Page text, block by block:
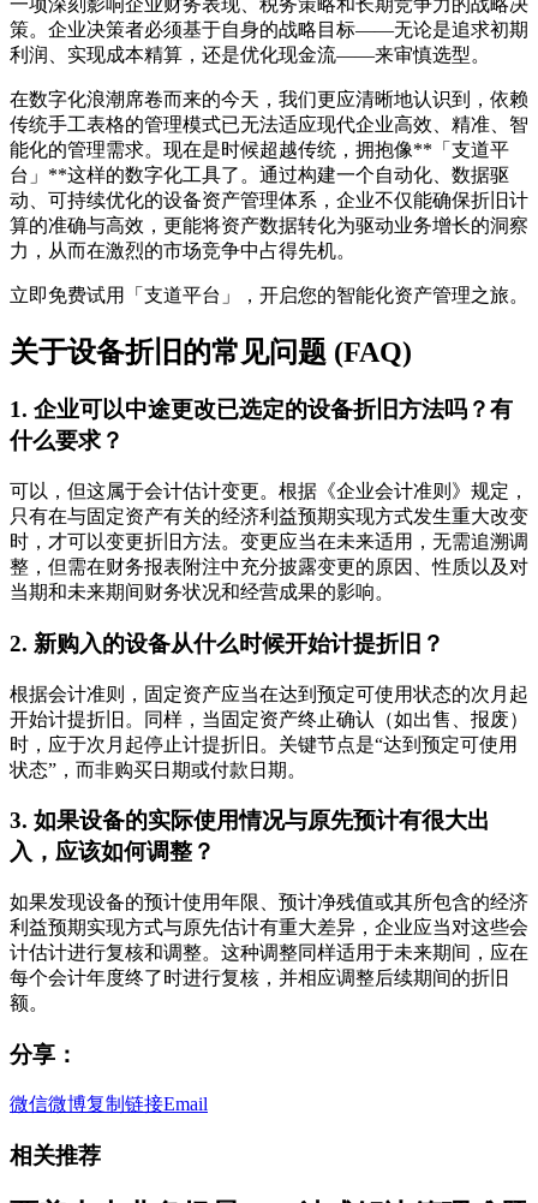
策。企业决策者必须基于自身的战略目标——无论是追求初期
利润、实现成本精算，还是优化现金流——来审慎选型。
在数字化浪潮席卷而来的今天，我们更应清晰地认识到，依赖
传统手工表格的管理模式已无法适应现代企业高效、精准、智
能化的管理需求。现在是时候超越传统，拥抱像**「支道平
台」**这样的数字化工具了。通过构建一个自动化、数据驱
动、可持续优化的设备资产管理体系，企业不仅能确保折旧计
算的准确与高效，更能将资产数据转化为驱动业务增长的洞察
力，从而在激烈的市场竞争中占得先机。
立即免费试用「支道平台」，开启您的智能化资产管理之旅。
关于设备折旧的常见问题 (FAQ)
1. 企业可以中途更改已选定的设备折旧方法吗？有
什么要求？
可以，但这属于会计估计变更。根据《企业会计准则》规定，
只有在与固定资产有关的经济利益预期实现方式发生重大改变
时，才可以变更折旧方法。变更应当在未来适用，无需追溯调
整，但需在财务报表附注中充分披露变更的原因、性质以及对
当期和未来期间财务状况和经营成果的影响。
2. 新购入的设备从什么时候开始计提折旧？
根据会计准则，固定资产应当在达到预定可使用状态的次月起
开始计提折旧。同样，当固定资产终止确认（如出售、报废）
时，应于次月起停止计提折旧。关键节点是“达到预定可使用
状态”，而非购买日期或付款日期。
3. 如果设备的实际使用情况与原先预计有很大出
入，应该如何调整？
如果发现设备的预计使用年限、预计净残值或其所包含的经济
利益预期实现方式与原先估计有重大差异，企业应当对这些会
计估计进行复核和调整。这种调整同样适用于未来期间，应在
每个会计年度终了时进行复核，并相应调整后续期间的折旧
额。
分享：
微信微博复制链接Email
相关推荐